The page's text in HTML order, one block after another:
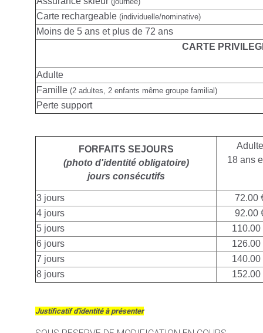
Carte rechargeable (individuelle/nominative)
Moins de 5 ans et plus de 72 ans
CARTE
Adulte
Famille (2 adultes, 2 enfants même groupe familial)
Perte support
FORFAITS SEJOURS
(photo d'identité obligatoire)
jours consécutifs
Adulte
18 ans
3 jours
72.00
4 jours
92.00
5 jours
110.00
6 jours
126.00
7 jours
140.00
8 jours
152.00
Justificatif d'identité à présenter